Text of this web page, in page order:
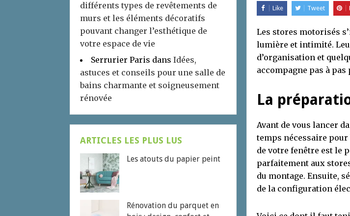
Like Tweet
Les stores motorisés
lumière et intimité.
d’organisation et
accompagne pas à
La
Avant de vous lancer
temps nécessaire
de votre fenêtre est le
parfaitement aux
du montage. Ensuite,
de la configuration
différents types de revêtements de
murs et les éléments décoratifs
pouvant changer l’esthétique de
votre espace de vie
Serrurier Paris dans Idées,
astuces et conseils pour une salle de
bains charmante et soigneusement
rénovée
ARTICLES LES PLUS LUS
Les atouts du papier peint
Rénovation du parquet en